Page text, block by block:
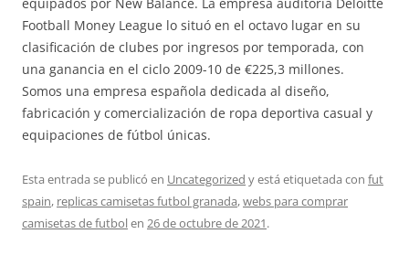
Football Money League lo situó en el octavo lugar en su
clasificación de clubes por ingresos por temporada, con
una ganancia en el ciclo 2009-10 de €225,3 millones.
Somos una empresa española dedicada al diseño,
fabricación y comercialización de ropa deportiva casual y
equipaciones de fútbol únicas.
Esta entrada se publicó en Uncategorized y está etiquetada con fut
spain, replicas camisetas futbol granada,webs para comprar
camisetas de futbolen 26 de octubre de 2021.